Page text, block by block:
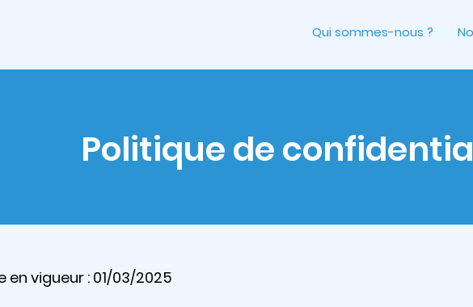
Qui sommes-nous ?
Politique de
en vigueur : 01/03/2025